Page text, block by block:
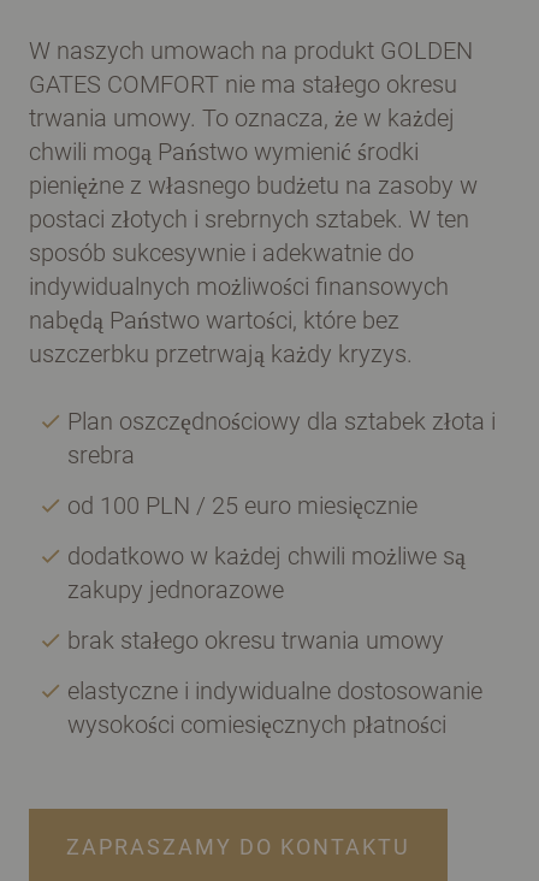
W naszych umowach na produkt GOLDEN
GATES COMFORT nie ma stałego okresu
trwania umowy. To oznacza, że w każdej
chwili mogą Państwo wymienić środki
pieniężne z własnego budżetu na zasoby w
postaci złotych i srebrnych sztabek. W ten
sposób sukcesywnie i adekwatnie do
indywidualnych możliwości finansowych
nabędą Państwo wartości, które bez
uszczerbku przetrwają każdy kryzys.
Plan oszczędnościowy dla sztabek złota i
srebra
od 100 PLN / 25 euro miesięcznie
dodatkowo w każdej chwili możliwe są
zakupy jednorazowe
brak stałego okresu trwania umowy
elastyczne i indywidualne dostosowanie
wysokości comiesięcznych płatności
ZAPRASZAMY DO KONTAKTU